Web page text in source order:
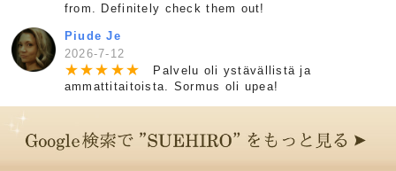
from. Definitely check them out!
Piude Je
2026-7-12
★★★ ★★
Palvelu oli ystävällistä ja
ammattitaitoista. Sormus oli upea!